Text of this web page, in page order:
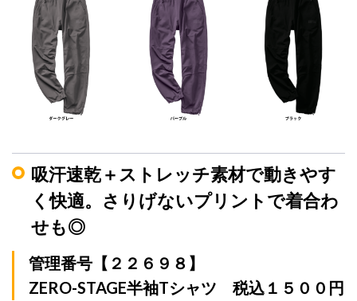
吸汗速乾＋ストレッチ素材で動きやす
く快適。さりげないプリントで着合わ
せも◎
管理番号【２２６９８】
ZERO-STAGE半袖Tシャツ 税込１５００円